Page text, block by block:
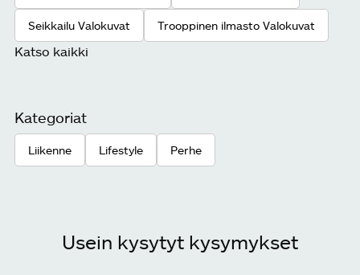
Seikkailu Valokuvat Trooppinen ilmasto Valokuvat
Katso kaikki
Kategoriat
Liikenne Lifestyle Perhe
Usein kysytyt kysymykset